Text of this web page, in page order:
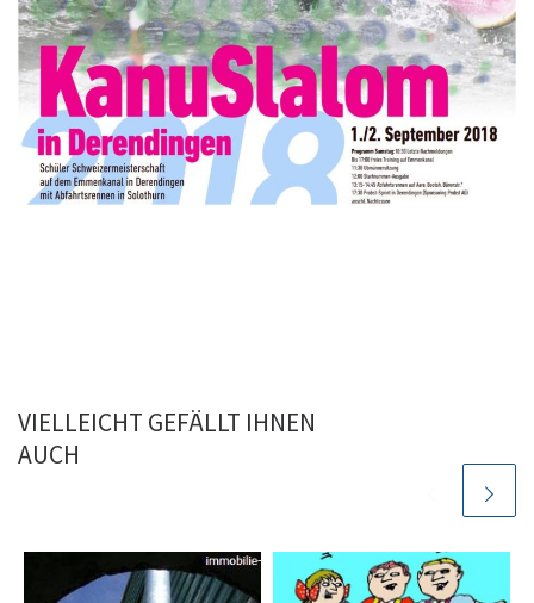
VIELLEICHT GEFÄLLT IHNEN
AUCH